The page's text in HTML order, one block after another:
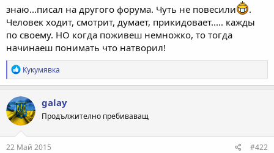
знаю...писал на другого форума. Чуть не повесили
.
Человек ходит, смотрит, думает, прикидовает..... кажды
по своему. НО когда поживеш немножко, то тогда
начинаеш понимать что натворил!
Р
е
а
к
ц
и
и
:
Кукумявка
galay
Продължително пребиваващ
22 Май 2015 #422